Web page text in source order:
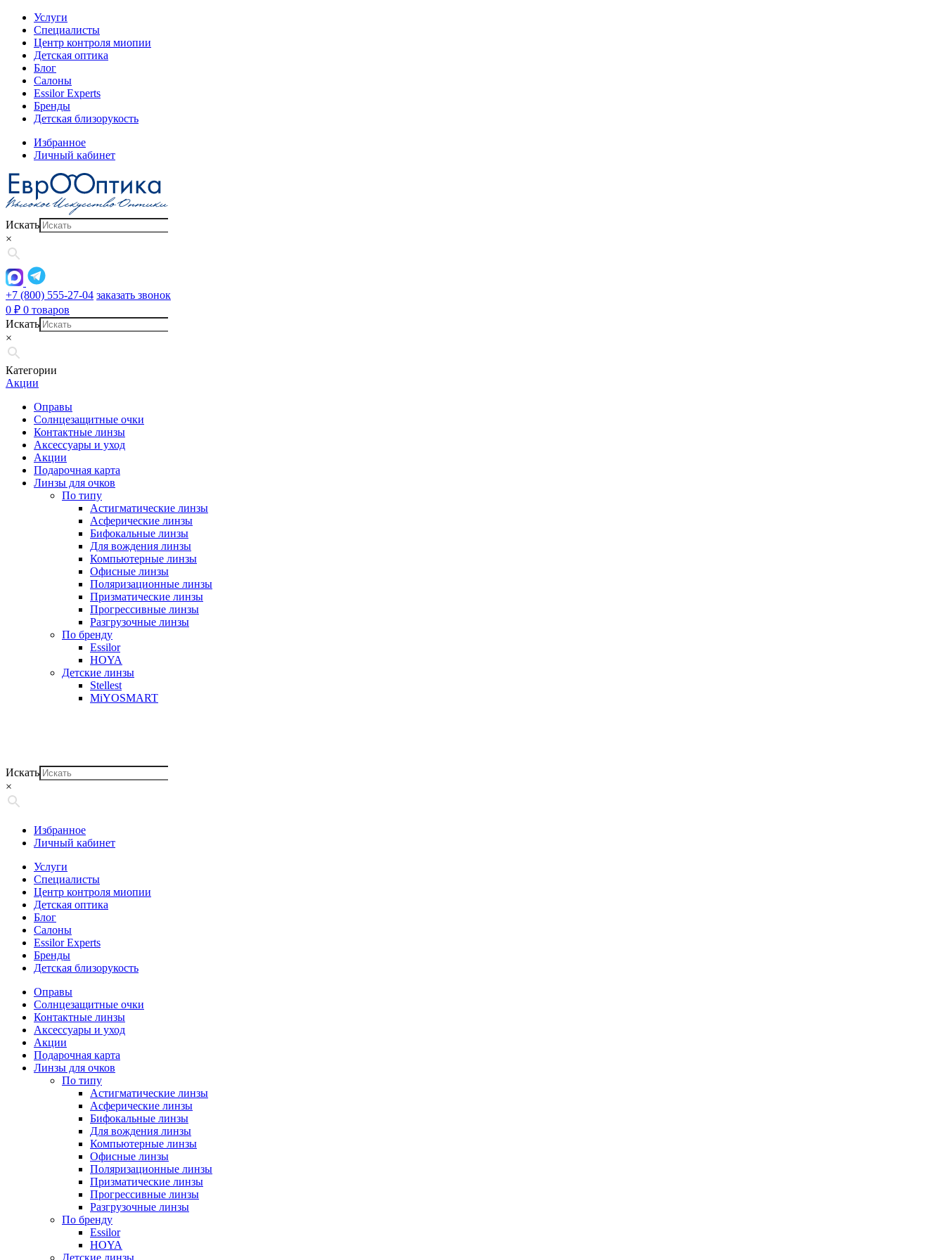
Услуги
Специалисты
Центр контроля миопии
Детская оптика
Блог
Салоны
Essilor Experts
Бренды
Детская близорукость
Избранное
Личный кабинет
Искать
×
+7 (800) 555-27-04 заказать звонок
0 ₽ 0 товаров
Искать
×
Категории
Акции
Оправы
Солнцезащитные очки
Контактные линзы
Аксессуары и уход
Акции
Подарочная карта
Линзы для очков
По типу
Астигматические линзы
Асферические линзы
Бифокальные линзы
Для вождения линзы
Компьютерные линзы
Офисные линзы
Поляризационные линзы
Призматические линзы
Прогрессивные линзы
Разгрузочные линзы
По бренду
Essilor
HOYA
Детские линзы
Stellest
MiYOSMART
Искать
×
Избранное
Личный кабинет
Услуги
Специалисты
Центр контроля миопии
Детская оптика
Блог
Салоны
Essilor Experts
Бренды
Детская близорукость
Оправы
Солнцезащитные очки
Контактные линзы
Аксессуары и уход
Акции
Подарочная карта
Линзы для очков
По типу
Астигматические линзы
Асферические линзы
Бифокальные линзы
Для вождения линзы
Компьютерные линзы
Офисные линзы
Поляризационные линзы
Призматические линзы
Прогрессивные линзы
Разгрузочные линзы
По бренду
Essilor
HOYA
Детские линзы